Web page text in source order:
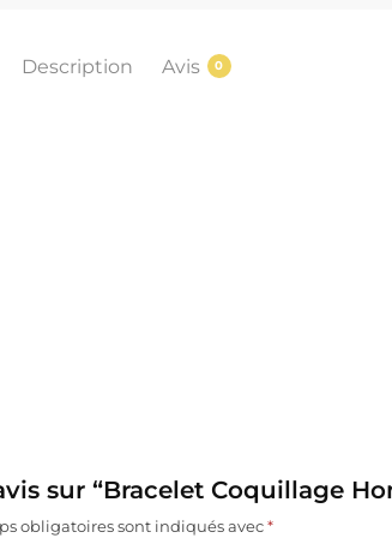
Description Avis 0
sur “Bracelet Coquillage
obligatoires sont indiqués avec*